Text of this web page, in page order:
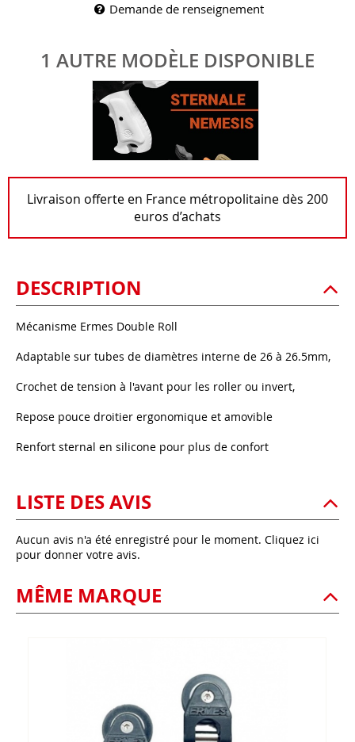
Demande de renseignement
Livraison offerte en France métropolitaine dès 200
euros d’achats
1 AUTRE MODÈLE DISPONIBLE
DESCRIPTION
Mécanisme Ermes Double Roll
Adaptable sur tubes de diamètres interne de 26 à 26.5mm,
Crochet de tension à l'avant pour les roller ou invert,
Repose pouce droitier ergonomique et amovible
Renfort sternal en silicone pour plus de confort
LISTE DES AVIS
Aucun avis n'a été enregistré pour le moment. Cliquez ici
pour donner votre avis.
MÊME MARQUE